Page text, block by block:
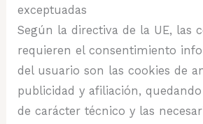
exceptuadas
Según la directiva de la UE, las
requieren el consentimiento
del usuario son las cookies de
publicidad y afiliación,
de carácter técnico y las